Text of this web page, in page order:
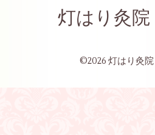
灯はり灸
©2026 灯はり灸院